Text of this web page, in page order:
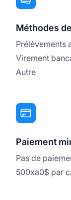
Méthodes
Prélèvements
Virement
Autre
Paiement
Pas de
500xa0$ par